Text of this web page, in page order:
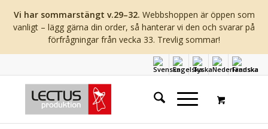
Vi har sommarstängt v.29–32. Webbshoppen är öppen som
vanligt – lägg gärna din order, så hanterar vi den och svarar på
förfrågningar från vecka 33. Trevlig sommar!